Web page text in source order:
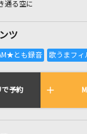
全国りれき
イムで歌われている曲
通る空に
ツ
で予約